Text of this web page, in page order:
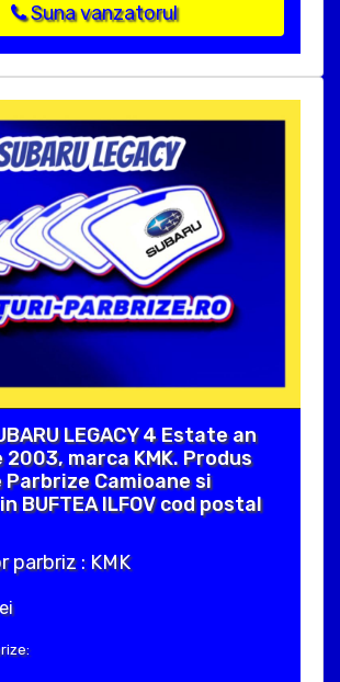
Suna vanzatorul
LEGACY 4 Estate an
marca KMK. Produs
Camioane si
BUFTEA ILFOV cod postal
parbriz : KMK